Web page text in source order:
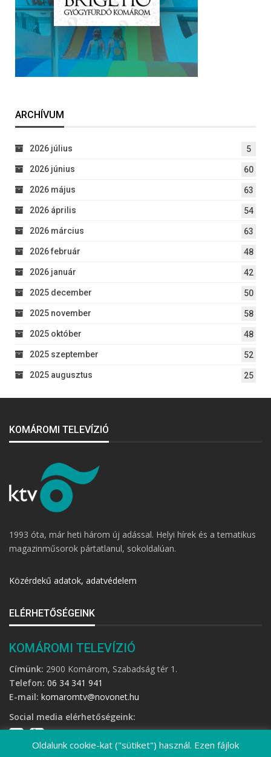
ARCHÍVUM
2026 július 5
2026 június 60
2026 május 63
2026 április 54
2026 március 63
2026 február 48
2026 január 42
2025 december 50
2025 november 58
2025 október 48
2025 szeptember 52
2025 augusztus 25
KOMÁROMI TELEVÍZIÓ
1993 óta, már heti három új adással. Helyi hírek és a tematikus
magazinműsorok pártatlanul, sokoldalúan.
Közérdekű adatok, adatvédelem
ELÉRHETŐSÉGEINK
KOMÁROMI TELEVÍZIÓ
Címünk: 2900 Komárom, Szabadság tér 1.
Telefon: 06 34 341 941
E-mail: komaromtv@novonet.hu
Social media elérhetőségeink:
Oldalunk cookie-kat ("sütiket") használ. Ezen fájlok